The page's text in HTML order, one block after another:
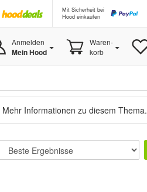
Mit Sicherheit bei
Hood einkaufen
Anmelden
Mein Hood
Waren-
korb
Mehr Informationen zu diesem Thema.